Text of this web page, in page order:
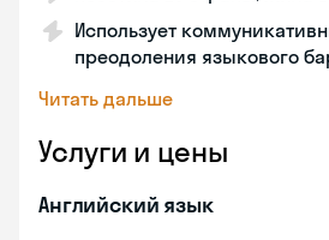
Использует
преодоления языкового
Читать дальше
Услуги и цены
Английский язык